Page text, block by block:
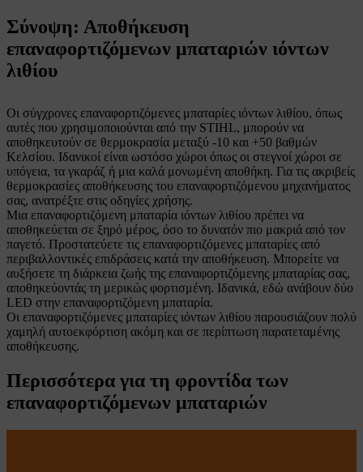
Σύνοψη: Αποθήκευση
επαναφορτιζόμενων μπαταριών ιόντων
λιθίου
Οι σύγχρονες επαναφορτιζόμενες μπαταρίες ιόντων λιθίου, όπως
αυτές που χρησιμοποιούνται από την STIHL, μπορούν να
αποθηκευτούν σε θερμοκρασία μεταξύ -10 και +50 βαθμών
Κελσίου. Ιδανικοί είναι ωστόσο χώροι όπως οι στεγνοί χώροι σε
υπόγεια, τα γκαράζ ή μια καλά μονωμένη αποθήκη. Για τις ακριβείς
θερμοκρασίες αποθήκευσης του επαναφορτιζόμενου μηχανήματος
σας, ανατρέξτε στις οδηγίες χρήσης.
Μια επαναφορτιζόμενη μπαταρία ιόντων λιθίου πρέπει να
αποθηκεύεται σε ξηρό μέρος, όσο το δυνατόν πιο μακριά από τον
παγετό. Προστατεύετε τις επαναφορτιζόμενες μπαταρίες από
περιβαλλοντικές επιδράσεις κατά την αποθήκευση. Μπορείτε να
αυξήσετε τη διάρκεια ζωής της επαναφορτιζόμενης μπαταρίας σας,
αποθηκεύοντάς τη μερικώς φορτισμένη. Ιδανικά, εδώ ανάβουν δύο
LED στην επαναφορτιζόμενη μπαταρία.
Οι επαναφορτιζόμενες μπαταρίες ιόντων λιθίου παρουσιάζουν πολύ
χαμηλή αυτοεκφόρτιση ακόμη και σε περίπτωση παρατεταμένης
αποθήκευσης.
Περισσότερα για τη φροντίδα των
επαναφορτιζόμενων μπαταριών